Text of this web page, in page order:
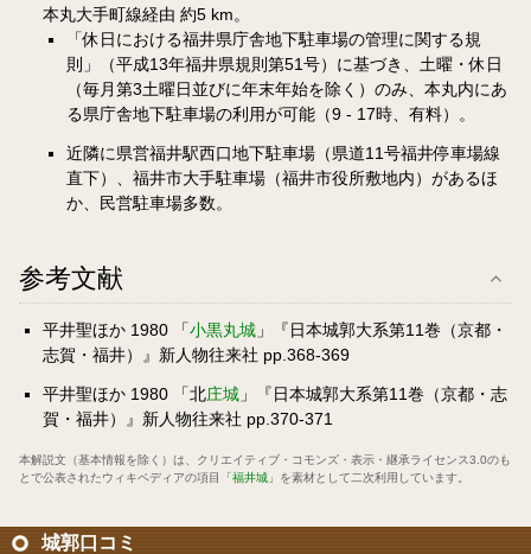
本丸大手町線経由 約5 km。
「休日における福井県庁舎地下駐車場の管理に関する規
則」（平成13年福井県規則第51号）に基づき、土曜・休日
（毎月第3土曜日並びに年末年始を除く）のみ、本丸内にあ
る県庁舎地下駐車場の利用が可能（9 - 17時、有料）。
近隣に県営福井駅西口地下駐車場（県道11号福井停車場線
直下）、福井市大手駐車場（福井市役所敷地内）があるほ
か、民営駐車場多数。
参考文献
平井聖ほか 1980 「小黒丸城 」『日本城郭大系第11巻（京都・
志賀・福井）』新人物往来社 pp.368-369
平井聖ほか 1980 「北庄城 」『日本城郭大系第11巻（京都・志
賀・福井）』新人物往来社 pp.370-371
本解説文（基本情報を除く）は、 クリエイティブ・コモンズ・表示・継承ライセンス3.0のも
とで公表されたウィキペディアの項目
「福井城」 を素材として二次利用しています。
城郭口コミ